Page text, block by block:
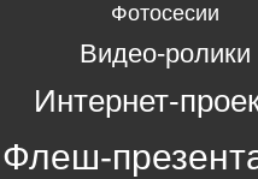
Фотосесии
Видео-ролики
Интернет-
Флеш-